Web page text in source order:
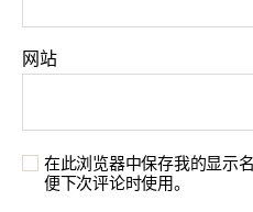
网站
在此浏览器中保存我的显示
便下次评论时使用。